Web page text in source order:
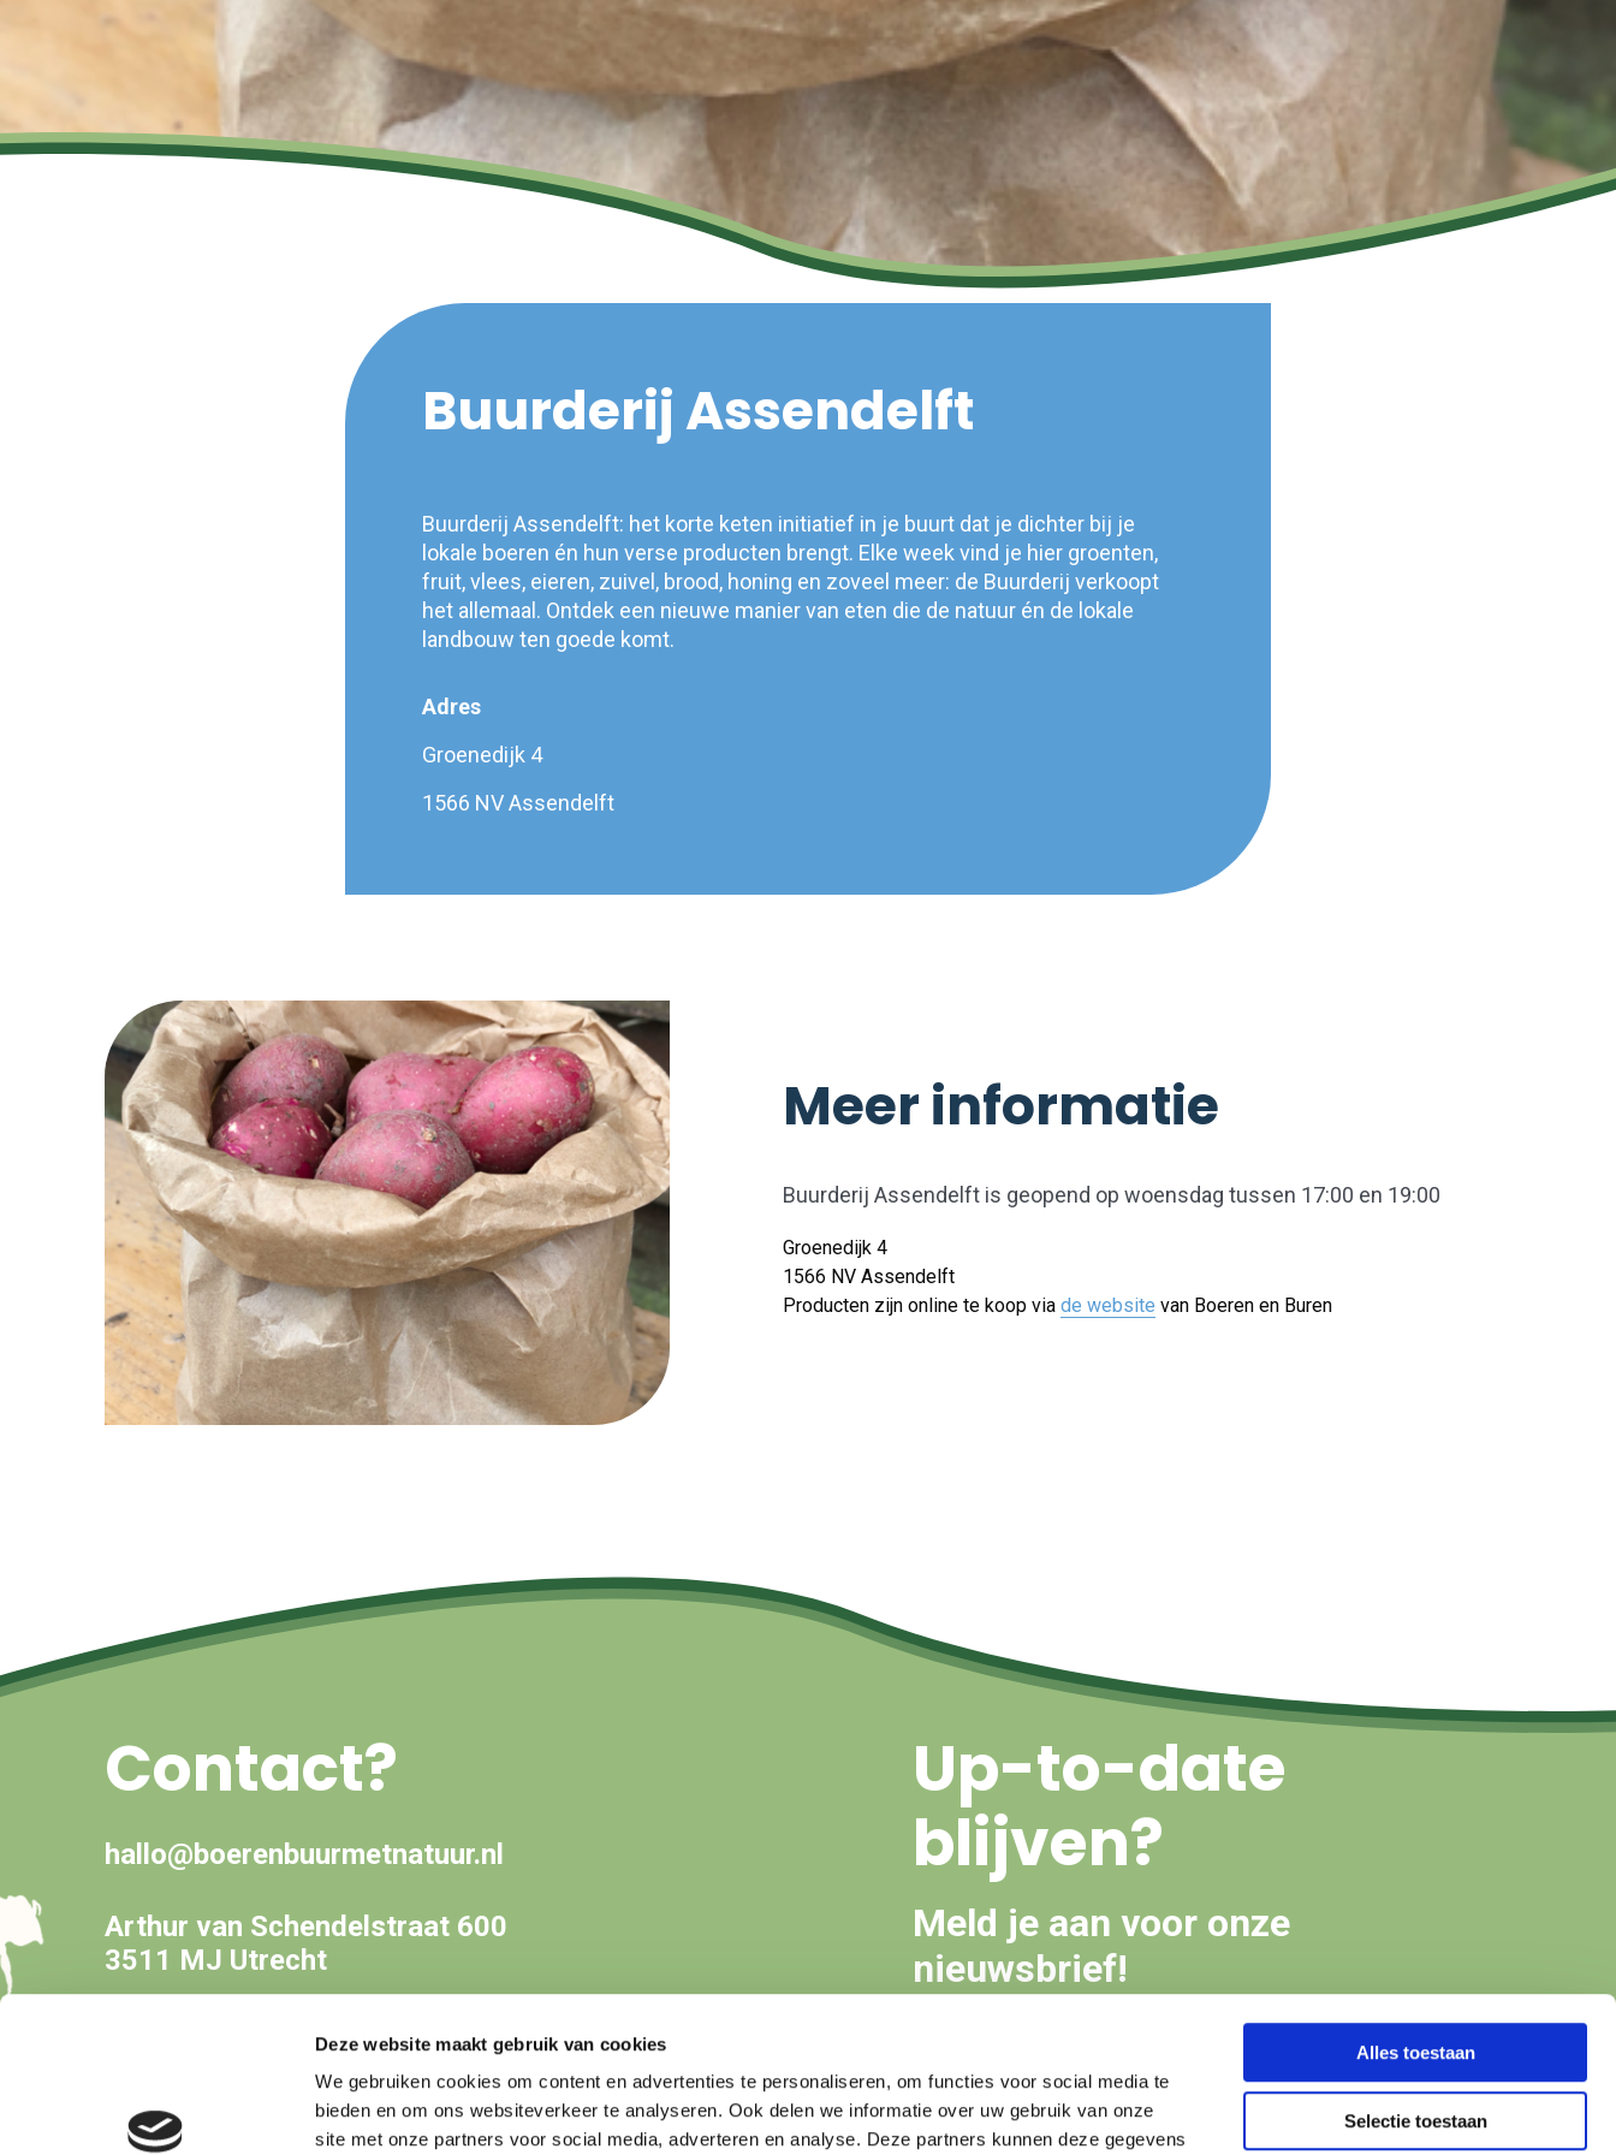
Deze website maakt gebruik van cookies
We gebruiken cookies om content en advertenties te personaliseren, om functies voor social media te
bieden en om ons websiteverkeer te analyseren. Ook delen we informatie over uw gebruik van onze
site met onze partners voor social media, adverteren en analyse. Deze partners kunnen deze gegevens
Alles toestaan
Selectie toestaan
Buurderij Assendelft
Buurderij Assendelft: het korte keten initiatief in je buurt dat je dichter bij je
lokale boeren én hun verse producten brengt. Elke week vind je hier groenten,
fruit, vlees, eieren, zuivel, brood, honing en zoveel meer: de Buurderij verkoopt
het allemaal. Ontdek een nieuwe manier van eten die de natuur én de lokale
landbouw ten goede komt.
Adres
Groenedijk 4
1566 NV Assendelft
Meer informatie
Buurderij Assendelft is geopend op woensdag tussen 17:00 en 19:00
Groenedijk 4
1566 NV Assendelft
Producten zijn online te koop via de website van Boeren en Buren
Contact?
hallo@boerenbuurmetnatuur.nl
Arthur van Schendelstraat 600
3511 MJ Utrecht
Up-to-date
blijven?
Meld je aan voor onze
nieuwsbrief!